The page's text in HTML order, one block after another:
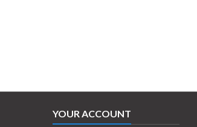
YOUR ACCOUNT